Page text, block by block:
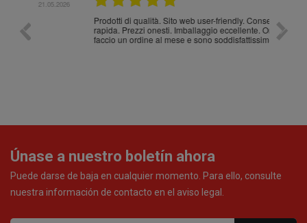
Prodotti di qualità. Sito web user-friendly. Consegna
rapida. Prezzi onesti. Imballaggio eccellente. Ormai
faccio un ordine al mese e sono soddisfattissimo.
10/10
Únase a nuestro boletín ahora
Puede darse de baja en cualquier momento. Para ello, consulte
nuestra información de contacto en el aviso legal.